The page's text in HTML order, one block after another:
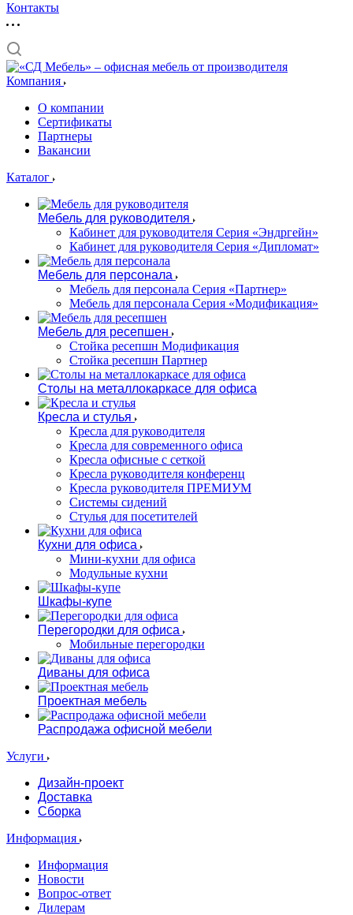
Контакты
Компания
О компании
Сертификаты
Партнеры
Вакансии
Каталог
Мебель для руководителя
Кабинет для руководителя Серия «Эндргейн»
Кабинет для руководителя Серия «Дипломат»
Мебель для персонала
Мебель для персонала Серия «Партнер»
Мебель для персонала Серия «Модификация»
Мебель для ресепшен
Стойка ресепшн Модификация
Стойка ресепшн Партнер
Столы на металлокаркасе для офиса
Кресла и стулья
Кресла для руководителя
Кресла для современного офиса
Кресла офисные с сеткой
Кресла руководителя конференц
Кресла руководителя ПРЕМИУМ
Системы сидений
Стулья для посетителей
Кухни для офиса
Мини-кухни для офиса
Модульные кухни
Шкафы-купе
Перегородки для офиса
Мобильные перегородки
Диваны для офиса
Проектная мебель
Распродажа офисной мебели
Услуги
Дизайн-проект
Доставка
Сборка
Информация
Информация
Новости
Вопрос-ответ
Дилерам